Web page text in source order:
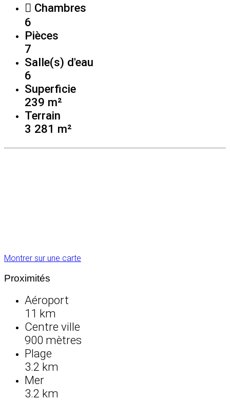
Chambres
6
Pièces
7
Salle(s) d'eau
6
Superficie
239 m²
Terrain
3 281 m²
Montrer sur une carte
Proximités
Aéroport
11 km
Centre ville
900 mètres
Plage
3.2 km
Mer
3.2 km